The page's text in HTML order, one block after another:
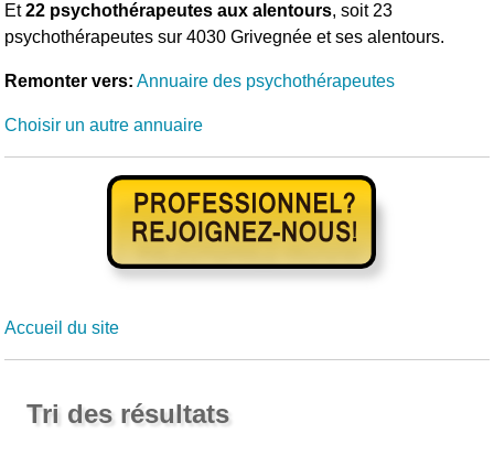
Et22 psychothérapeutes aux alentours, soit 23
psychothérapeutes sur 4030 Grivegnée et ses alentours.
Remonter vers: Annuaire des psychothérapeutes
Choisir un autre annuaire
Accueil du site
Tri des résultats